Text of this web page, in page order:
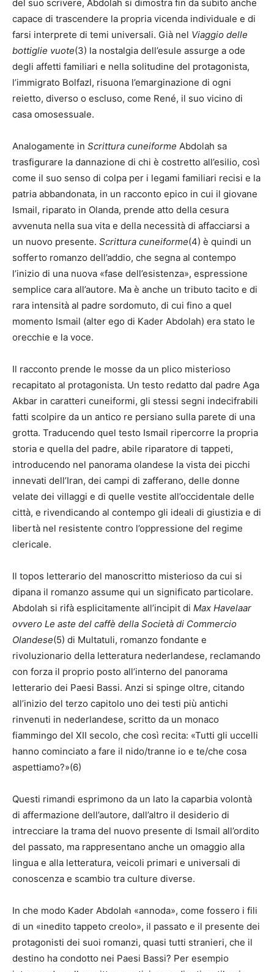
del suo scrivere, Abdolah si dimostra fin da subito anche
capace di trascendere la propria vicenda individuale e di
farsi interprete di temi universali. Già nel Viaggio delle
bottiglie vuote(3) la nostalgia dell’esule assurge a ode
degli affetti familiari e nella solitudine del protagonista,
l’immigrato Bolfazl, risuona l’emarginazione di ogni
reietto, diverso o escluso, come René, il suo vicino di
casa omosessuale.
Analogamente in Scrittura cuneiforme Abdolah sa
trasfigurare la dannazione di chi è costretto all’esilio, così
come il suo senso di colpa per i legami familiari recisi e la
patria abbandonata, in un racconto epico in cui il giovane
Ismail, riparato in Olanda, prende atto della cesura
avvenuta nella sua vita e della necessità di affacciarsi a
un nuovo presente. Scrittura cuneiforme(4) è quindi un
sofferto romanzo dell’addio, che segna al contempo
l’inizio di una nuova «fase dell’esistenza», espressione
semplice cara all’autore. Ma è anche un tributo tacito e di
rara intensità al padre sordomuto, di cui fino a quel
momento Ismail (alter ego di Kader Abdolah) era stato le
orecchie e la voce.
Il racconto prende le mosse da un plico misterioso
recapitato al protagonista. Un testo redatto dal padre Aga
Akbar in caratteri cuneiformi, gli stessi segni indecifrabili
fatti scolpire da un antico re persiano sulla parete di una
grotta. Traducendo quel testo Ismail ripercorre la propria
storia e quella del padre, abile riparatore di tappeti,
introducendo nel panorama olandese la vista dei picchi
innevati dell’Iran, dei campi di zafferano, delle donne
velate dei villaggi e di quelle vestite all’occidentale delle
città, e rivendicando al contempo gli ideali di giustizia e di
libertà nel resistente contro l’oppressione del regime
clericale.
Il topos letterario del manoscritto misterioso da cui si
dipana il romanzo assume qui un significato particolare.
Abdolah si rifà esplicitamente all’incipit di Max Havelaar
ovvero Le aste del caffè della Società di Commercio
Olandese(5) di Multatuli, romanzo fondante e
rivoluzionario della letteratura nederlandese, reclamando
con forza il proprio posto all’interno del panorama
letterario dei Paesi Bassi. Anzi si spinge oltre, citando
all’inizio del terzo capitolo uno dei testi più antichi
rinvenuti in nederlandese, scritto da un monaco
fiammingo del XII secolo, che così recita: «Tutti gli uccelli
hanno cominciato a fare il nido/tranne io e te/che cosa
aspettiamo?»(6)
Questi rimandi esprimono da un lato la caparbia volontà
di affermazione dell’autore, dall’altro il desiderio di
intrecciare la trama del nuovo presente di Ismail all’ordito
del passato, ma rappresentano anche un omaggio alla
lingua e alla letteratura, veicoli primari e universali di
conoscenza e scambio tra culture diverse.
In che modo Kader Abdolah «annoda», come fossero i fili
di un «inedito tappeto creolo», il passato e il presente dei
protagonisti dei suoi romanzi, quasi tutti stranieri, che il
destino ha condotto nei Paesi Bassi? Per esempio